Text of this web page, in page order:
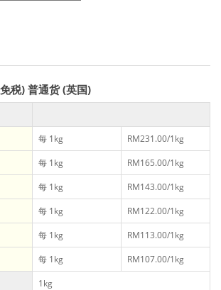
税) 普通货 (英国)
每 1kg
RM231.00/1kg
每 1kg
RM165.00/1kg
每 1kg
RM143.00/1kg
每 1kg
RM122.00/1kg
每 1kg
RM113.00/1kg
每 1kg
RM107.00/1kg
1kg